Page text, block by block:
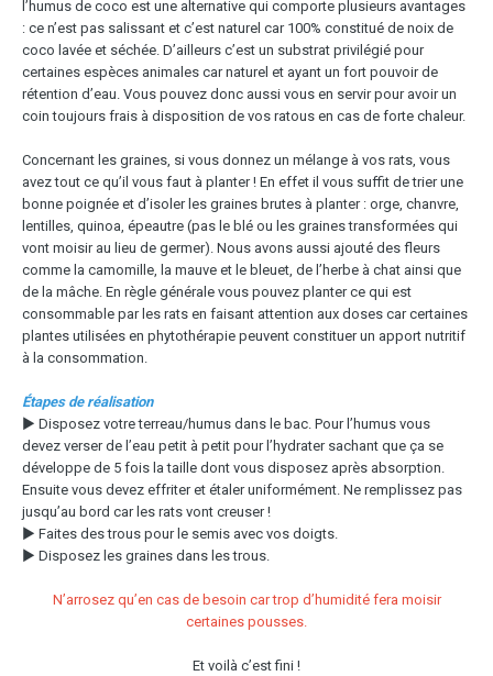
l’humus de coco est une alternative qui comporte plusieurs avantages
: ce n’est pas salissant et c’est naturel car 100% constitué de noix de
coco lavée et séchée. D’ailleurs c’est un substrat privilégié pour
certaines espèces animales car naturel et ayant un fort pouvoir de
rétention d’eau. Vous pouvez donc aussi vous en servir pour avoir un
coin toujours frais à disposition de vos ratous en cas de forte chaleur.
Concernant les graines, si vous donnez un mélange à vos rats, vous
avez tout ce qu’il vous faut à planter ! En effet il vous suffit de trier une
bonne poignée et d’isoler les graines brutes à planter : orge, chanvre,
lentilles, quinoa, épeautre (pas le blé ou les graines transformées qui
vont moisir au lieu de germer). Nous avons aussi ajouté des fleurs
comme la camomille, la mauve et le bleuet, de l’herbe à chat ainsi que
de la mâche. En règle générale vous pouvez planter ce qui est
consommable par les rats en faisant attention aux doses car certaines
plantes utilisées en phytothérapie peuvent constituer un apport nutritif
à la consommation.
Étapes de réalisation
▶ Disposez votre terreau/humus dans le bac. Pour l’humus vous
devez verser de l’eau petit à petit pour l’hydrater sachant que ça se
développe de 5 fois la taille dont vous disposez après absorption.
Ensuite vous devez effriter et étaler uniformément. Ne remplissez pas
jusqu’au bord car les rats vont creuser !
▶ Faites des trous pour le semis avec vos doigts.
▶ Disposez les graines dans les trous.
N’arrosez qu’en cas de besoin car trop d’humidité fera moisir
certaines pousses.
Et voilà c’est fini !